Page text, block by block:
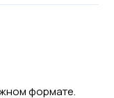
формате.